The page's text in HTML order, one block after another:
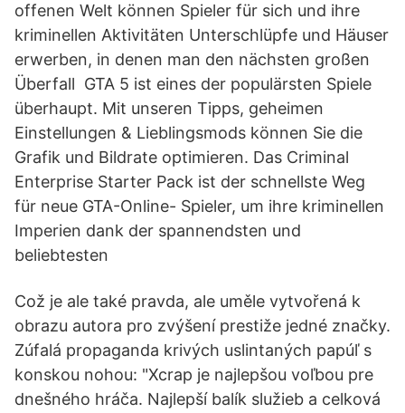
offenen Welt können Spieler für sich und ihre
kriminellen Aktivitäten Unterschlüpfe und Häuser
erwerben, in denen man den nächsten großen
Überfall GTA 5 ist eines der populärsten Spiele
überhaupt. Mit unseren Tipps, geheimen
Einstellungen & Lieblingsmods können Sie die
Grafik und Bildrate optimieren. Das Criminal
Enterprise Starter Pack ist der schnellste Weg
für neue GTA-Online- Spieler, um ihre kriminellen
Imperien dank der spannendsten und
beliebtesten
Což je ale také pravda, ale uměle vytvořená k
obrazu autora pro zvýšení prestiže jedné značky.
Zúfalá propaganda krivých uslintaných papúľ s
konskou nohou: "Xcrap je najlepšou voľbou pre
dnešného hráča. Najlepší balík služieb a celková